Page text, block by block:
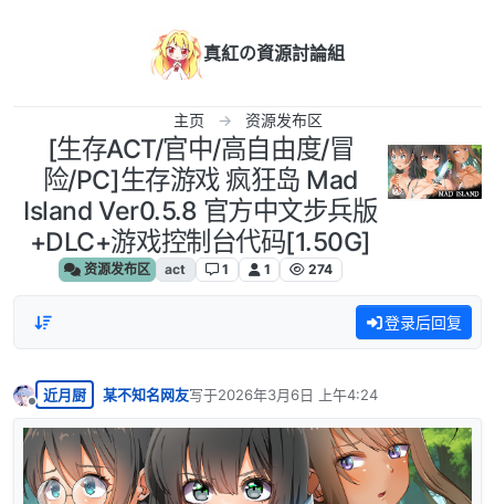
真紅の資源討論組
主页 资源发布区
[生存ACT/官中/高自由度/冒
险/PC]生存游戏 疯狂岛 Mad
Island Ver0.5.8 官方中文步兵版
+DLC+游戏控制台代码[1.50G]
资源发布区 act 1 1 274
登录后回复
离线
近月厨 某不知名网友写于2026年3月6日 上午4:24
最后由 编辑